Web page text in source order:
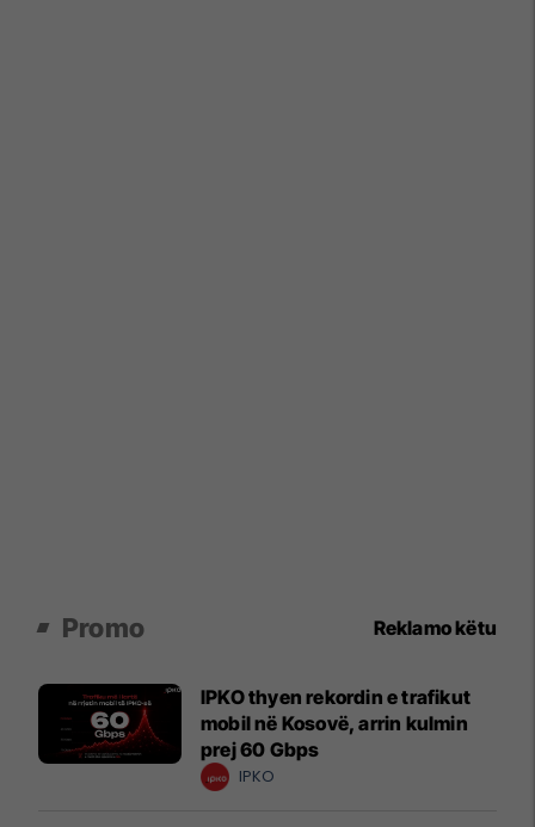
Promo Reklamo këtu
IPKO thyen rekordin e trafikut
mobil në Kosovë, arrin kulmin
prej 60 Gbps
IPKO